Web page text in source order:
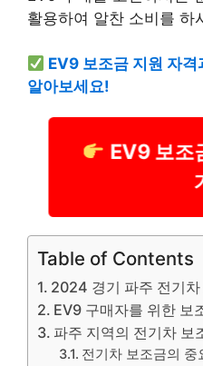
활용하여 알찬 소비를 하
EV9 보조금 지원 자
알아보세요!
EV9 보조
Table of Contents
2024 경기 파주 전기차
EV9 구매자를 위한 보
파주 지역의 전기차 보
전기차 보조금의 중